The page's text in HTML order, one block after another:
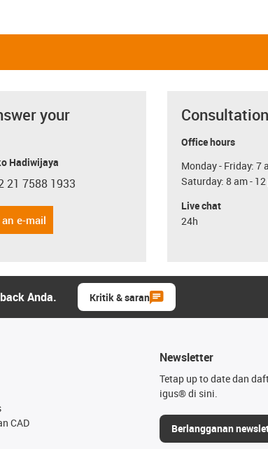
your
Hadiwijaya
phone
21 7588 1933
e-mail
Office hours
Monday - Friday: 7
Saturday: 8 am -
Live chat
24h
Anda. Kritik & saran
CAD
Newsletter
Tetap up to date dan
igus® di sini.
Berlangganan